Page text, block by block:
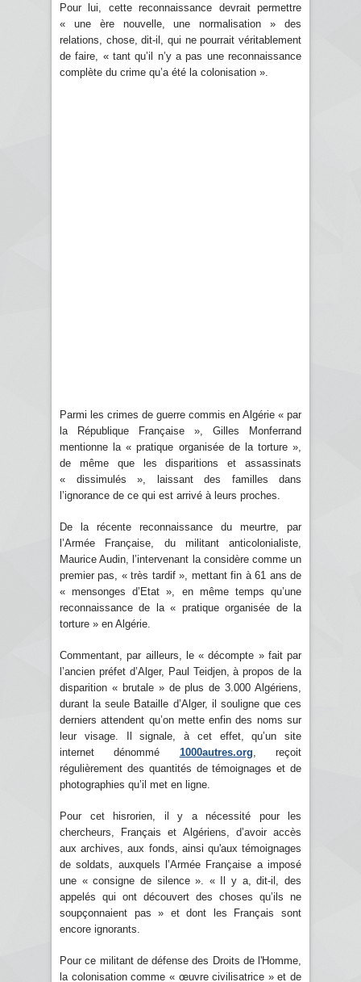
Pour lui, cette reconnaissance devrait permettre
« une ère nouvelle, une normalisation » des
relations, chose, dit-il, qui ne pourrait véritablement
de faire, « tant qu’il n’y a pas une reconnaissance
complète du crime qu’a été la colonisation ».
Parmi les crimes de guerre commis en Algérie « par
la République Française », Gilles Monferrand
mentionne la « pratique organisée de la torture »,
de même que les disparitions et assassinats
« dissimulés », laissant des familles dans
l’ignorance de ce qui est arrivé à leurs proches.
De la récente reconnaissance du meurtre, par
l’Armée Française, du militant anticolonialiste,
Maurice Audin, l’intervenant la considère comme un
premier pas, « très tardif », mettant fin à 61 ans de
« mensonges d’Etat », en même temps qu’une
reconnaissance de la « pratique organisée de la
torture » en Algérie.
Commentant, par ailleurs, le « décompte » fait par
l’ancien préfet d’Alger, Paul Teidjen, à propos de la
disparition « brutale » de plus de 3.000 Algériens,
durant la seule Bataille d’Alger, il souligne que ces
derniers attendent qu’on mette enfin des noms sur
leur visage. Il signale, à cet effet, qu’un site
internet dénommé 1000autres.org , reçoit
régulièrement des quantités de témoignages et de
photographies qu’il met en ligne.
Pour cet hisrorien, il y a nécessité pour les
chercheurs, Français et Algériens, d’avoir accès
aux archives, aux fonds, ainsi qu'aux témoignages
de soldats, auxquels l’Armée Française a imposé
une « consigne de silence ». « Il y a, dit-il, des
appelés qui ont découvert des choses qu’ils ne
soupçonnaient pas » et dont les Français sont
encore ignorants.
Pour ce militant de défense des Droits de l'Homme,
la colonisation comme « œuvre civilisatrice » et de